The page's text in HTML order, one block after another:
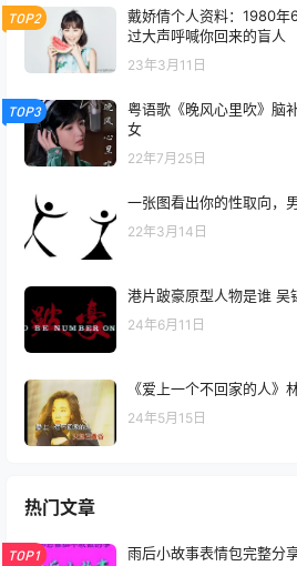
TOP2
戴娇倩个人资料：1980年
过大声呼喊你回来的盲人
23年3月11日
TOP3
粤语歌《晚风心里吹》脑
女
22年7月25日
一张图看出你的性取向，
22年3月14日
港片跛豪原型人物是谁 吴
24年6月11日
《爱上一个不回家的人》
24年5月15日
热门文章
TOP1 雨后小故事表情包完整分